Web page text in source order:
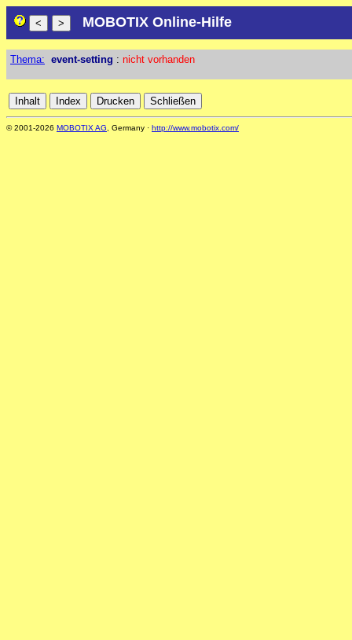
MOBOTIX Online-Hilfe
Thema: event-setting : nicht vorhanden
© 2001-2026 MOBOTIX AG , Germany · http://www.mobotix.com/